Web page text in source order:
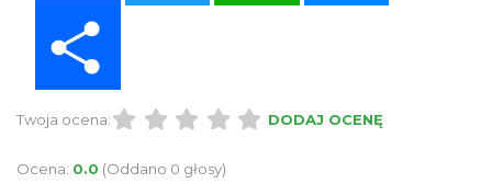
Twoja ocena: DODAJ OCENĘ
Ocena: 0.0 (Oddano 0 głosy)